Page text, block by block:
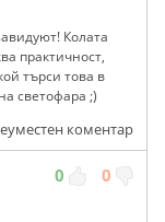
Колата
практичност,
търси това в
светофара ;)
коментар
0 0